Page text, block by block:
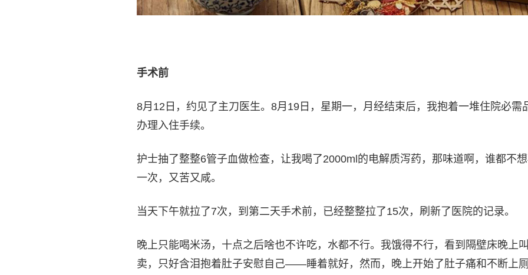
手术前
8月12日，约见了主刀医生。8月19日，星期一，月经结束后，我抱着一堆住院必需
办理入住手续。
护士抽了整整6管子血做检查，让我喝了2000ml的电解质泻药，那味道啊，谁都不
一次，又苦又咸。
当天下午就拉了7次，到第二天手术前，已经整整拉了15次，刷新了医院的记录。
晚上只能喝米汤，十点之后啥也不许吃，水都不行。我饿得不行，看到隔壁床晚上
卖，只好含泪抱着肚子安慰自己——睡着就好，然而，晚上开始了肚子痛和不断上